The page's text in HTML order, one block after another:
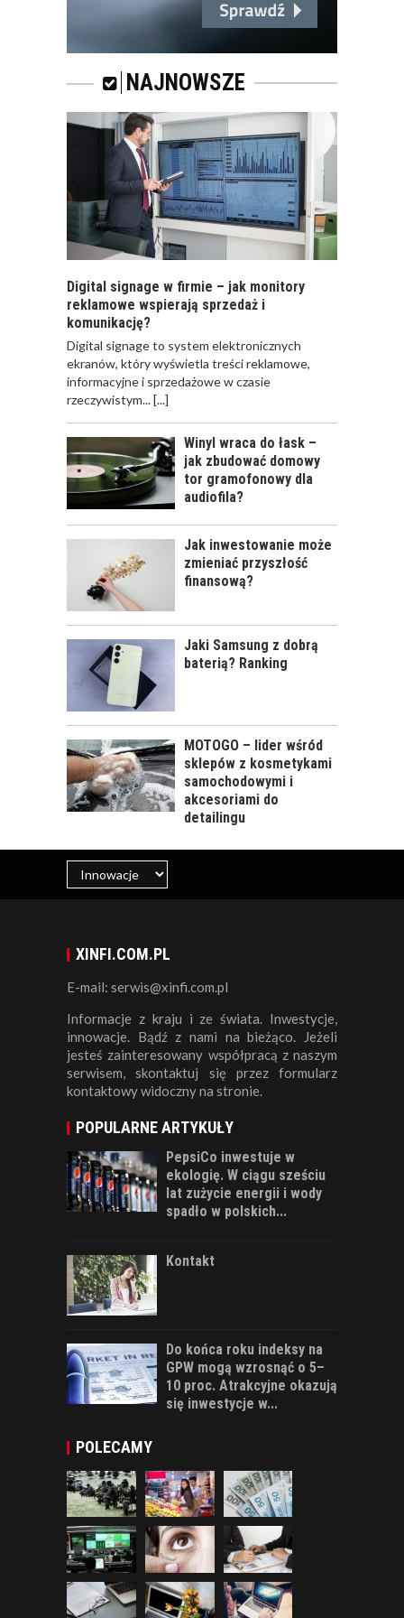
SPOTKAŃ
BIZNESOWYCH POD
LUPĄ: KTO? CO? I
NAJNOWSZE
Digital signage w firmie – jak monitory
reklamowe wspierają sprzedaż i
komunikację?
​Digital signage to system elektronicznych
ekranów, który wyświetla treści reklamowe,
informacyjne i sprzedażowe w czasie
rzeczywistym...[...]
Winyl wraca do łask –
jak zbudować domowy
tor gramofonowy dla
audiofila?
Jak inwestowanie może
zmieniać przyszłość
finansową?
Jaki Samsung z dobrą
baterią? Ranking
MOTOGO – lider wśród
sklepów z kosmetykami
samochodowymi i
akcesoriami do
detailingu
XINFI.COM.PL
E-mail: serwis@xinfi.com.pl
Informacje z kraju i ze świata. Inwestycje,
innowacje. Bądź z nami na bieżąco. Jeżeli
jesteś zainteresowany współpracą z naszym
serwisem, skontaktuj się przez formularz
kontaktowy widoczny na stronie.
POPULARNE ARTYKUŁY
PepsiCo inwestuje w
ekologię. W ciągu sześciu
lat zużycie energii i wody
spadło w polskich...
Kontakt
Do końca roku indeksy na
GPW mogą wzrosnąć o 5–
10 proc. Atrakcyjne okazują
się inwestycje w...
POLECAMY